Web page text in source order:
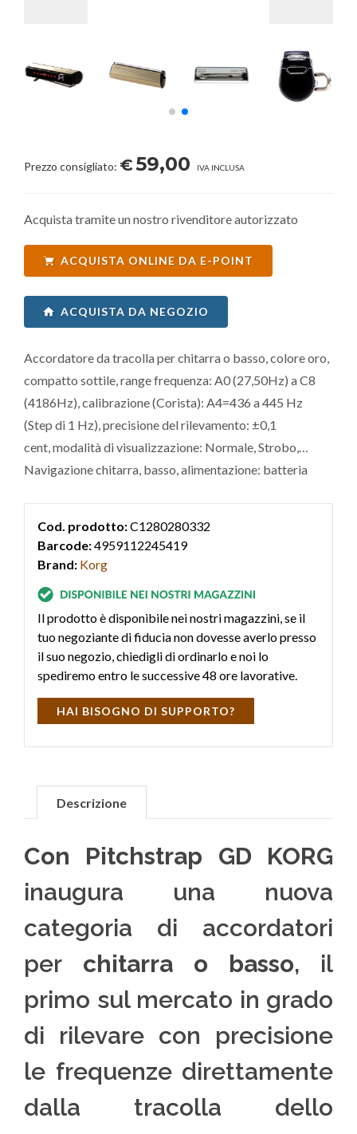
Prezzo consigliato: €59,00 IVA INCLUSA
Acquista tramite un nostro rivenditore autorizzato
ACQUISTA ONLINE DA E-POINT
ACQUISTA DA NEGOZIO
Accordatore da tracolla per chitarra o basso, colore oro,
compatto sottile, range frequenza: A0 (27,50Hz) a C8
(4186Hz), calibrazione (Corista): A4=436 a 445 Hz
(Step di 1 Hz), precisione del rilevamento: ±0,1
cent, modalità di visualizzazione: Normale, Strobo,
Navigazione chitarra, basso, alimentazione: batteria
Cod. prodotto:C1280280332
Barcode:4959112245419
Brand: Korg
Il prodotto è disponibile nei nostri magazzini, se il
tuo negoziante di fiducia non dovesse averlo presso
il suo negozio, chiedigli di ordinarlo e noi lo
spediremo entro le successive 48 ore lavorative.
HAI BISOGNO DI SUPPORTO?
Descrizione
Con Pitchstrap GD
KORG
inaugura una nuova
categoria di accordatori
per chitarra o basso, il
primo sul mercato in grado
di rilevare con precisione
le frequenze direttamente
dalla tracolla dello